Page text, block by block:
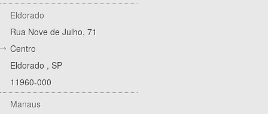
Eldorado
Rua Nove de Julho, 71
Centro
Eldorado , SP
11960-000
Manaus